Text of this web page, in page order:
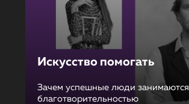
Искусство помогать
Зачем успешные люди занимаются
благотворительностью